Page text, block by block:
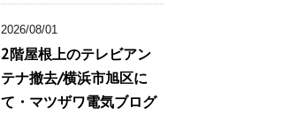
2026/08/01
2階屋根上のテレビアン
テナ撤去/横浜市旭区に
て・マツザワ電気ブログ